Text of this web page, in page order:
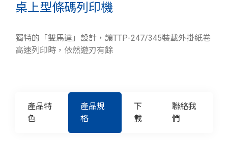
桌上型條碼列印機
獨特的「雙馬達」設計，讓TTP-247/345裝載外掛紙卷
高速列印時，依然遊刃有餘
產品特
色
產品規
格
下
載
聯絡我
們